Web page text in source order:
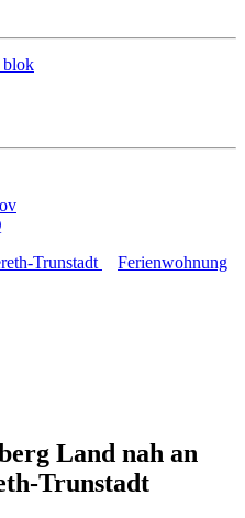
blok
Trunstadt
Ferienwohnung
Land nah an
Trunstadt